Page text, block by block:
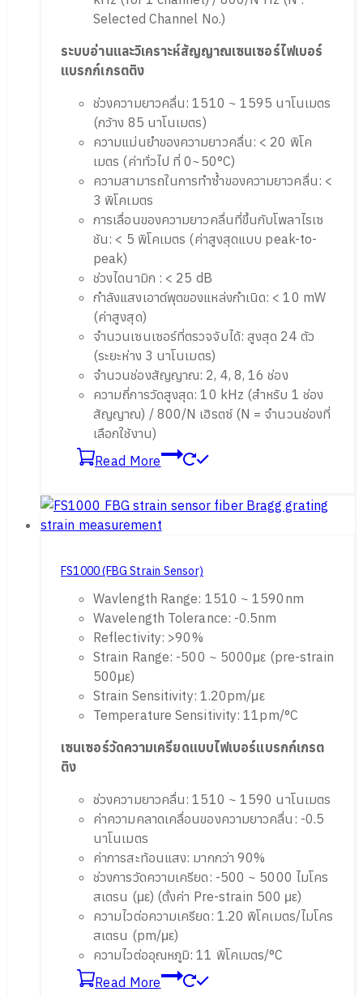
Selected Channel No.)
ระบบอ่านและวิเคราะห์สัญญาณเซนเซอร์ไฟเบอร์
แบรกก์เกรตติง
ช่วงความยาวคลื่น: 1510 ~ 1595 นาโนเมตร
(กว้าง 85 นาโนเมตร)
ความแม่นยำของความยาวคลื่น: < 20 พิโค
เมตร (ค่าทั่วไป ที่ 0~50°C)
ความสามารถในการทำซ้ำของความยาวคลื่น: <
3 พิโคเมตร
การเลื่อนของความยาวคลื่นที่ขึ้นกับโพลาไรเซ
ชัน: < 5 พิโคเมตร (ค่าสูงสุดแบบ peak-to-
peak)
ช่วงไดนามิก : < 25 dB
กำลังแสงเอาต์พุตของแหล่งกำเนิด: < 10 mW
(ค่าสูงสุด)
จำนวนเซนเซอร์ที่ตรวจจับได้: สูงสุด 24 ตัว
(ระยะห่าง 3 นาโนเมตร)
จำนวนช่องสัญญาณ: 2, 4, 8, 16 ช่อง
ความถี่การวัดสูงสุด: 10 kHz (สำหรับ 1 ช่อง
สัญญาณ) / 800/N เฮิรตซ์ (N = จำนวนช่องที่
เลือกใช้งาน)
Read More
FS1000 (FBG Strain Sensor)
Wavlength Range: 1510 ~ 1590nm
Wavelength Tolerance: -0.5nm
Reflectivity: >90%
Strain Range: -500 ~ 5000με (pre-strain
500με)
Strain Sensitivity: 1.20pm/με
Temperature Sensitivity: 11pm/°C
เซนเซอร์วัดความเครียดแบบไฟเบอร์แบรกก์เกรต
ติง
ช่วงความยาวคลื่น: 1510 ~ 1590 นาโนเมตร
ค่าความคลาดเคลื่อนของความยาวคลื่น: -0.5
นาโนเมตร
ค่าการสะท้อนแสง: มากกว่า 90%
ช่วงการวัดความเครียด: -500 ~ 5000 ไมโคร
สเตรน (με) (ตั้งค่า Pre-strain 500 με)
ความไวต่อความเครียด: 1.20 พิโคเมตร/ไมโคร
สเตรน (pm/με)
ความไวต่ออุณหภูมิ: 11 พิโคเมตร/°C
Read More